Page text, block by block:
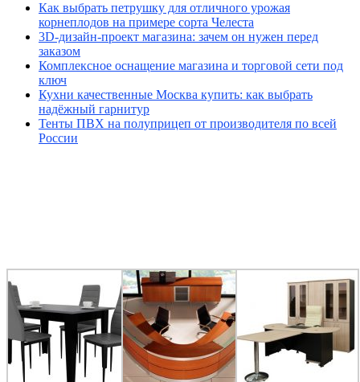
Как выбрать петрушку для отличного урожая
корнеплодов на примере сорта Челеста
3D-дизайн-проект магазина: зачем он нужен перед
заказом
Комплексное оснащение магазина и торговой сети под
ключ
Кухни качественные Москва купить: как выбрать
надёжный гарнитур
Тенты ПВХ на полуприцеп от производителя по всей
России